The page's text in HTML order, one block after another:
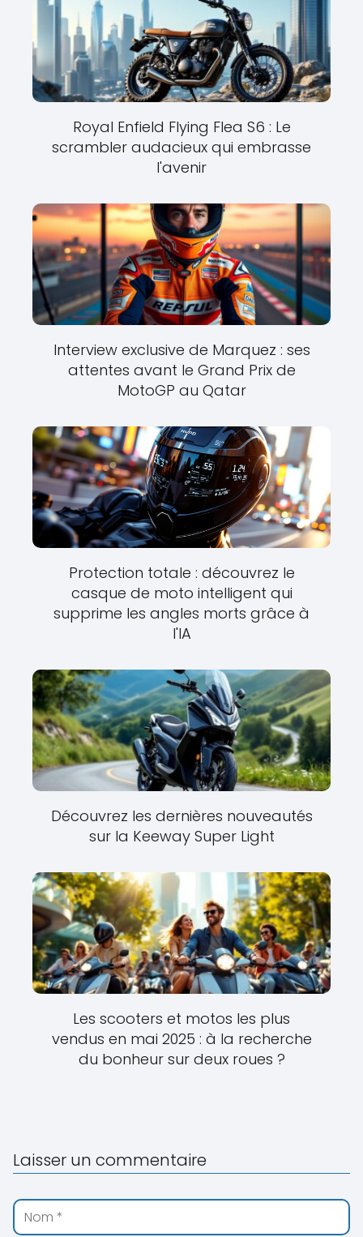
Royal Enfield Flying Flea S6 : Le
scrambler audacieux qui embrasse
l'avenir
Interview exclusive de Marquez : ses
attentes avant le Grand Prix de
MotoGP au Qatar
Protection totale : découvrez le
casque de moto intelligent qui
supprime les angles morts grâce à
l'IA
Découvrez les dernières nouveautés
sur la Keeway Super Light
Les scooters et motos les plus
vendus en mai 2025 : à la recherche
du bonheur sur deux roues ?
Laisser un commentaire